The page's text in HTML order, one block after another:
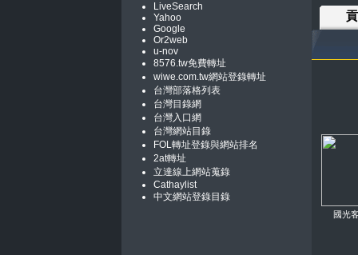
LiveSearch
Yahoo
Google
Or2web
u-nov
8576.tw免費轉址
wiwe.com.tw網站登錄轉址
台灣部落格列表
台灣目錄網
台灣入口網
台灣網站目錄
FOL轉址登錄與網站排名
2at轉址
立達線上網站蒐錄
Cathaylist
中文網站登錄目錄
國光